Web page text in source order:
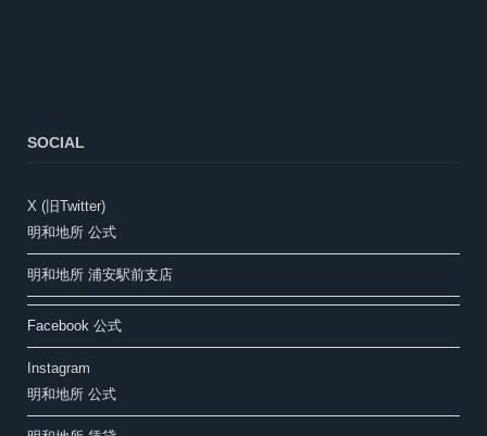
SOCIAL
X (旧Twitter)
明和地所 公式
明和地所 浦安駅前支店
Facebook 公式
Instagram
明和地所 公式